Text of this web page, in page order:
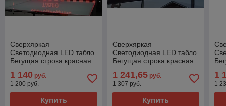
Сверхяркая
Светодиодная LED табло
Бегущая строка красная
1 140 руб.
1 200 руб.
Купить
Сверхяркая
Светодиодная LED табло
Бегущая строка красная
1 241,65руб.
1 307 руб.
Купить
1
1